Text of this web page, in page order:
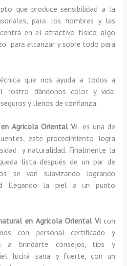
que produce sensibilidad a la
para los hombres y las
en el atractivo físico, algo
para alcanzar y sobre todo para
que nos ayuda a todos a
rostro dándonos color y vida,
y llenos de confianza.
Agricola Oriental Vi es una de
este procedimiento logra
y naturalidad. Finalmente la
lista después de un par de
se van suavizando logrando
llegando la piel a un punto
en Agricola Oriental Vi con
con personal certificado y
a brindarte consejos, tips y
lucirá sana y fuerte, con un